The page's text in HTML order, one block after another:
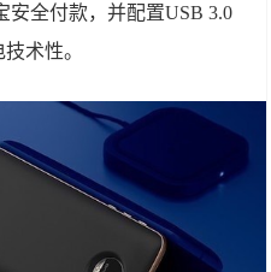
安全付款，并配置USB 3.0
术性。